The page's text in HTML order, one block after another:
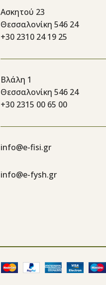
Ασκητού 23
Θεσσαλονίκη 546 24
+30 2310 24 19 25
Βλάλη 1
Θεσσαλονίκη 546 24
+30 2315 00 65 00
info@e-fisi.gr
info@e-fysh.gr